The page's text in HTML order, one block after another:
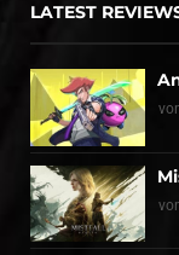
LATEST